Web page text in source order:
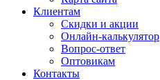
Клиентам
Скидки и акции
Онлайн-калькулятор
Вопрос-ответ
Оптовикам
Контакты